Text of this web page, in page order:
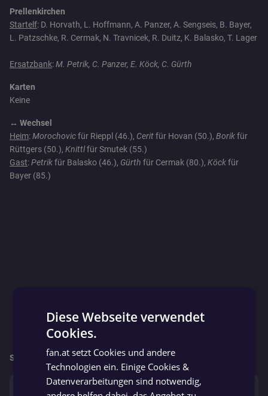
Prellenkirchen
Startelf: D. Horvath, L. Hoffmann, A. Panzer, A. Sengseis, B. Bayer,
L. Patzschke, R. Cermak, N. Travnicek, R. Duitz, K. Balasko, T. Lager
Ersatzbank:M. Petrik, C. Panzer, E. Köck, C. Gürth
Karten
Keine
↔️ Wechsel
Heim:Morochovicfür Rieppl (46.), Ceritfür Hovan (50.), Borikfür
Rüttgers (50.), Knittlfür Smutek (55.)
Gast:Petrikfür Balasko (46.), Gürth für Cermak (80.), Köckfür
Bayer (85.)
So geht’s für beide Mannschaften weiter:
So. 07.06.
Diese Webseite verwendet
Cookies.
fan.at setzt Cookies und andere
Technologien ein. Einige Cookies &
Datenverarbeitungen sind notwendig,